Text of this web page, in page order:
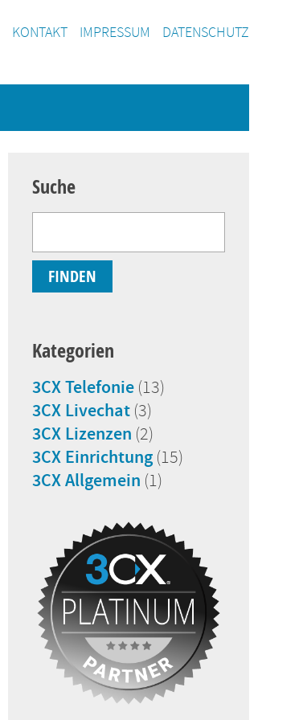
KONTAKT IMPRESSUM DATENSCHUTZ
Suche
Kategorien
3CX Telefonie (13)
3CX Livechat (3)
3CX Lizenzen (2)
3CX Einrichtung (15)
3CX Allgemein (1)